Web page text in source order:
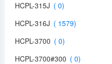
HCPL-315J
HCPL-316J
HCPL-3700
HCPL-3700#300